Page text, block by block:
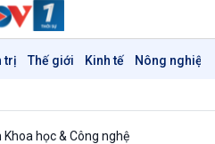
trị Thế giới Kinh tế Nông nghiệp
Khoa học & Công nghệ